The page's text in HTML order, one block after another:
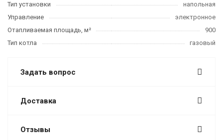
Тип установки
напольная
Управление
электронное
Отапливаемая площадь, м²
900
Тип котла
газовый
Задать вопрос
Доставка
Отзывы